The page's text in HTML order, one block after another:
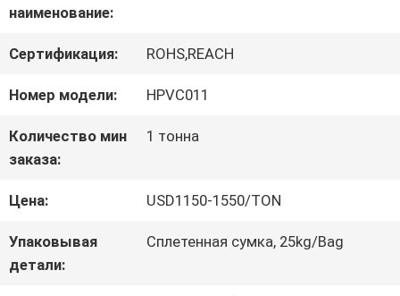
ПО
ЗАВОДУ
КОНТРОЛЬ
КАЧЕСТВА
СВЯЖИТЕСЬ
С
наименование:
Сертификация: ROHS,REACH
Номер модели: HPVC011
Количество мин
заказа:
1 тонна
Цена: USD1150-1550/TON
Упаковывая
детали:
Сплетенная сумка, 25kg/Bag